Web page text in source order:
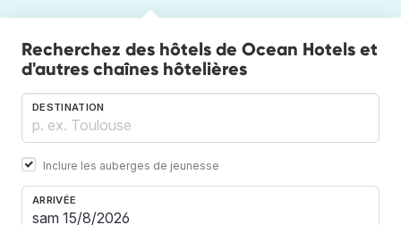
Recherchez des hôtels de Ocean Hotels et
d'autres chaînes hôtelières
DESTINATION
Inclure les auberges de jeunesse
ARRIVÉE